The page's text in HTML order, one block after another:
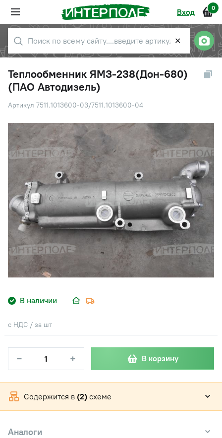
Вход 0
✕
Теплообменник ЯМЗ-238(Дон-680)
(ПАО Автодизель)
Артикул 7511.1013600-03/7511.1013600-04
В наличии
с НДС / за шт
− + В корзину
Содержится в (2) схеме
Аналоги